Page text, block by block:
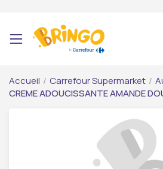
Accueil / Carrefour Supermarket /
CREME ADOUCISSANTE AMANDE